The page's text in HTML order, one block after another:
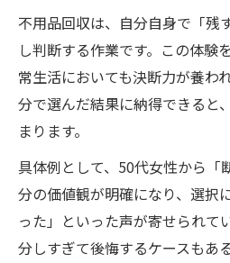
不用品回収は、自分自身で「残
し判断する作業です。この体験
常生活においても決断力が養わ
分で選んだ結果に納得できると
まります。
具体例として、50代女性から「
分の価値観が明確になり、選択
った」といった声が寄せられて
分しすぎて後悔するケースもあ